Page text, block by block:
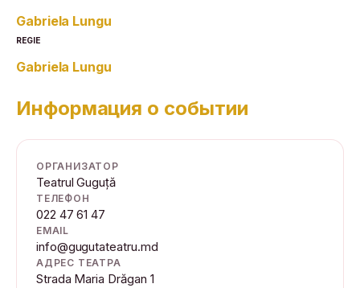
Gabriela Lungu
REGIE
Gabriela Lungu
Информация о событии
ОРГАНИЗАТОР
Teatrul Guguță
ТЕЛЕФОН
022 47 61 47
EMAIL
info@gugutateatru.md
АДРЕС ТЕАТРА
Strada Maria Drăgan 1